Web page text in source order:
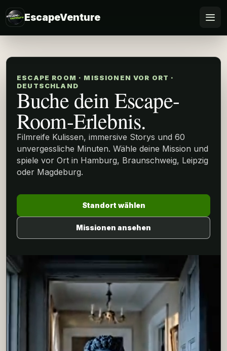
EscapeVenture
Gutschein
Business
@Home
FAQ
ESCAPE ROOM · MISSIONEN VOR ORT ·
DEUTSCHLAND
Buche dein Escape-
Room-Erlebnis.
Filmreife Kulissen, immersive Storys und 60
unvergessliche Minuten. Wähle deine Mission und
spiele vor Ort in Hamburg, Braunschweig, Leipzig
oder Magdeburg.
Standort wählen
Missionen ansehen